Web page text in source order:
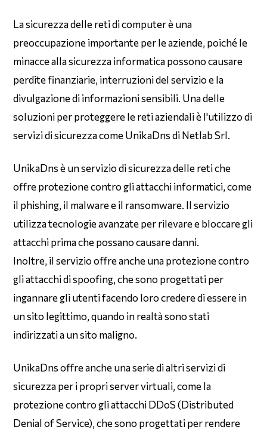
La sicurezza delle reti di computer è una
preoccupazione importante per le aziende, poiché le
minacce alla sicurezza informatica possono causare
perdite finanziarie, interruzioni del servizio e la
divulgazione di informazioni sensibili. Una delle
soluzioni per proteggere le reti aziendali è l'utilizzo di
servizi di sicurezza come UnikaDns di Netlab Srl.
UnikaDns è un servizio di sicurezza delle reti che
offre protezione contro gli attacchi informatici, come
il phishing, il malware e il ransomware. Il servizio
utilizza tecnologie avanzate per rilevare e bloccare gli
attacchi prima che possano causare danni.
Inoltre, il servizio offre anche una protezione contro
gli attacchi di spoofing, che sono progettati per
ingannare gli utenti facendo loro credere di essere in
un sito legittimo, quando in realtà sono stati
indirizzati a un sito maligno.
UnikaDns offre anche una serie di altri servizi di
sicurezza per i propri server virtuali, come la
protezione contro gli attacchi DDoS (Distributed
Denial of Service), che sono progettati per rendere